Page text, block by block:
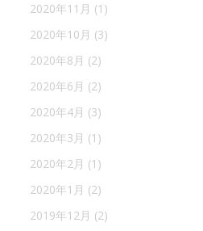
2020年11月 (1)
2020年10月 (3)
2020年8月 (2)
2020年6月 (2)
2020年4月 (3)
2020年3月 (1)
2020年2月 (1)
2020年1月 (2)
2019年12月 (2)